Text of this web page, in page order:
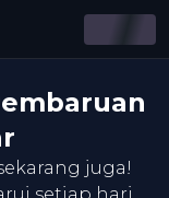
juga!